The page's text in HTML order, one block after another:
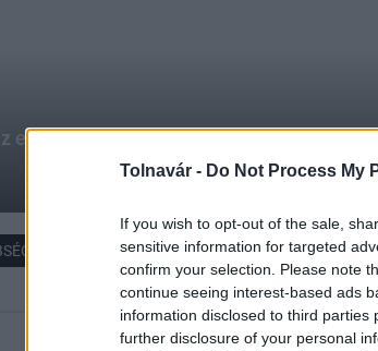
Tolnavár - Do Not Process My
If you wish to opt-out of the sale,
sensitive information for targeted
confirm your selection. Please note
continue seeing interest-based ads
information disclosed to third
further disclosure of your personal
egymillió aláírás a Minority SafePack